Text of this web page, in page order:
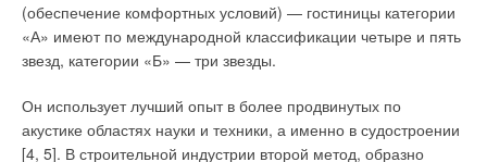
(обеспечение комфортных условий) — гостиницы категории
«А» имеют по международной классификации четыре и пять
звезд, категории «Б» — три звезды.
Он использует лучший опыт в более продвинутых по
акустике областях науки и техники, а именно в судостроении
[4, 5]. В строительной индустрии второй метод, образно